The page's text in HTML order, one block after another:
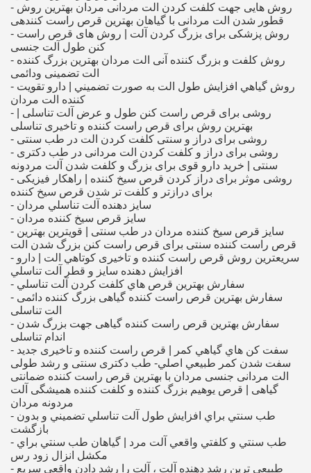
- روش هایی جهت کلفت کردن الت مردانی مردان بهترین روش
قطور شدن الت مردانی با گیاهان بهترین قرص راست کنندهی
- روش پزشکی برای بزرگ کردن آلت | روش های قرص راست
کنن طول آلت جنسی
- روش کلفت و بزرگ کننده آنی الت مردان بهترین بزرگ کننده
الت تضمینی ودائمی
- روش گياهي افزايش طول الت به صورت تضميني | دارو تقويت
كننده الت مردان
- روشی برای قرص راست کنن طول و عرض آلت تناسلی |
بهترین روش برای قرص راست کننده و تاخیری تناسلی
- روشی برای دراز و سنتی کلفت کردن الت در طب سنتی
- روشی برای دراز و کلفت کردن الت مردانی در طب دکتری
سنتی | خرید دارو قوی برای بزرگ و كلفت شدن آلت مردونه
- روشی موثر برای دراز کردن قرص سیخ کننده | راهکار فیزیکی
برای درازتر و کلفت تر شدن قرص سیخ کننده
- سايز دهنده آلت تناسلي مردان
- سایز قرص سیخ کننده مردان
- سایز قرص سیخ کننده مردان در طب سنتی | قویترین بهترین
قرص راست کننده سنتی برای قرص راست کنن بزرگ شدن الت
- سريعترين روش قرص راست کننده و تاخیری كوتاهي الت | دارو
افزايش دهنده سايز و قطر آلت تناسلي
- سفارش بهترين قرص هاي كلفت كردن آلت تناسلي
- سفارش بهترین قرص راست کننده گیاهی بزرگ کننده دائمی
الت تناسلی
- سفارش بهترین قرص راست کننده گیاهی جهت بزرگ شدن
اندام تناسلی
- سفت كن هاي گياهي كمر | قرص راست کننده و تاخیری جديد
سفت شدن كمر طبيعي اصلي- طب دکتری سنتی و رشد طولی
الت مردانی جنسی مردان با بهترین قرص راست کننده ضمانتی
گیاهی | قرص یوهیم بزرگ کننده و کلفت کننده همیشگی آلت
مردونه مردان
- طب سنتي براي افزايش طول آلت تناسلي تضميني و بدون
بازگشت
- طب سنتي و كلفتي واقعي آلت مرد | گياهان طب سنتي براي
مكشل انزال زود رس
- طبيعي ترين رشد دهنده آلت ، آلت را رشد دادن واقعي سريع